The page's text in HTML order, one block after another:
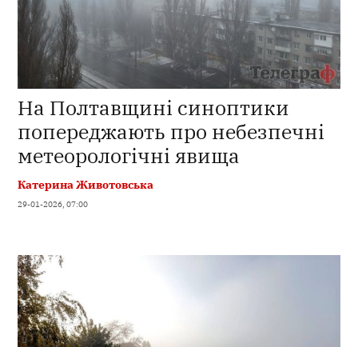
На Полтавщині синоптики
попереджають про небезпечні
метеорологічні явища
Катерина Животовська
29-01-2026, 07:00